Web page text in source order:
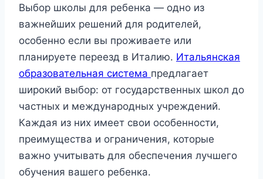
Выбор школы для ребенка — одно из
важнейших решений для родителей,
особенно если вы проживаете или
планируете переезд в Италию. Итальянская
образовательная система предлагает
широкий выбор: от государственных школ до
частных и международных учреждений.
Каждая из них имеет свои особенности,
преимущества и ограничения, которые
важно учитывать для обеспечения лучшего
обучения вашего ребенка.